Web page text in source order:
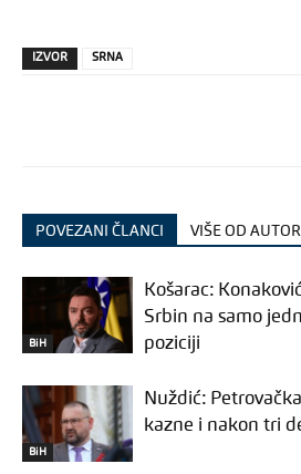
IZVOR SRNA
POVEZANI ČLANCI VIŠE OD
BiH
Košarac:
Srbin na samo
poziciji
BiH
Nuždić:
kazne i nakon tri